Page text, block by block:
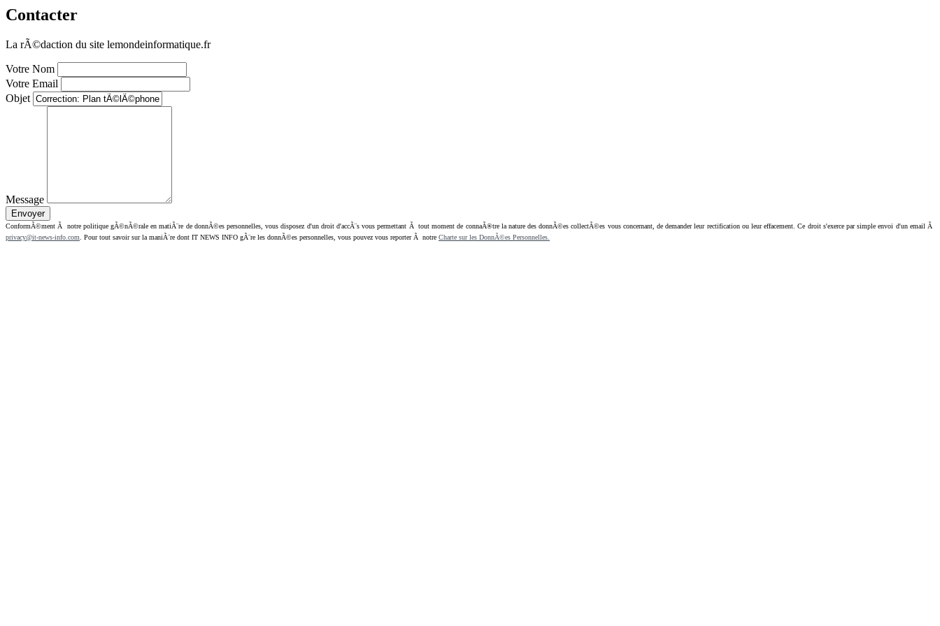
Contacter
La rÃ©daction du site lemondeinformatique.fr
Votre Nom
Votre Email
Objet
Message
ConformÃ©ment Ã notre politique gÃ©nÃ©rale en matiÃ¨re de donnÃ©es personnelles, vous disposez d'un droit d'accÃ¨s vous permettant Ã tout moment de connaÃ®tre la nature des donnÃ©es collectÃ©es vous concernant, de demander leur rectification ou leur effacement. Ce droit s'exerce par simple envoi d'un email Ã
privacy@it-news-info.com . Pour tout savoir sur la maniÃ¨re dont IT NEWS INFO gÃ¨re les donnÃ©es personnelles, vous pouvez vous reporter Ã notre Charte sur les DonnÃ©es Personnelles.